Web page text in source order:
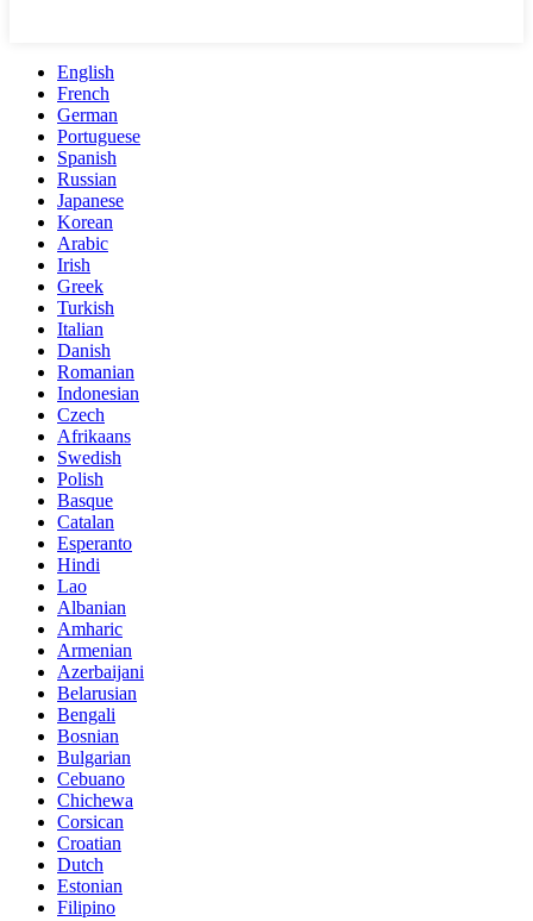
English
French
German
Portuguese
Spanish
Russian
Japanese
Korean
Arabic
Irish
Greek
Turkish
Italian
Danish
Romanian
Indonesian
Czech
Afrikaans
Swedish
Polish
Basque
Catalan
Esperanto
Hindi
Lao
Albanian
Amharic
Armenian
Azerbaijani
Belarusian
Bengali
Bosnian
Bulgarian
Cebuano
Chichewa
Corsican
Croatian
Dutch
Estonian
Filipino